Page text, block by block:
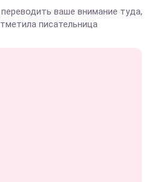
ваше внимание туда,
писательница